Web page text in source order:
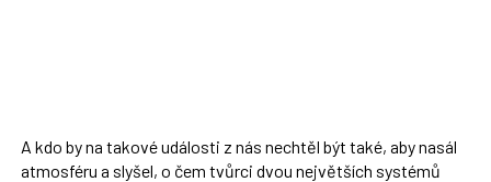
A kdo by na takové události z nás nechtěl být také, aby nasál
atmosféru a slyšel, o čem tvůrci dvou největších systémů